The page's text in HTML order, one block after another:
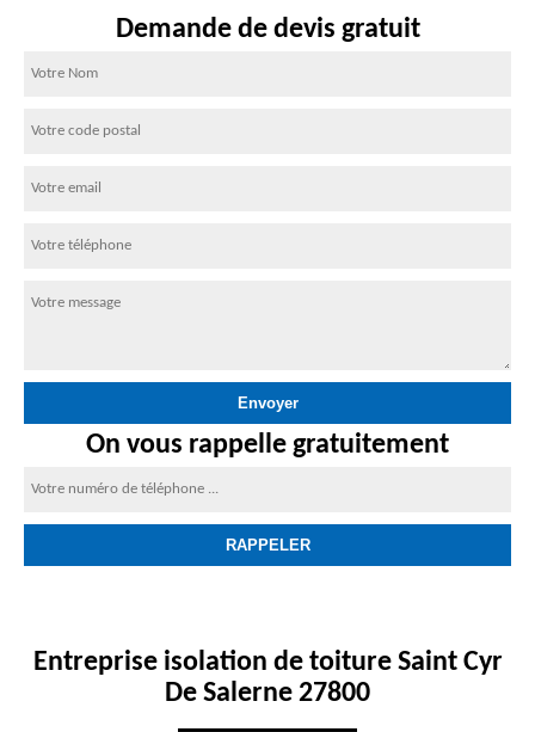
Demande de devis gratuit
On vous rappelle gratuitement
Entreprise isolation de toiture Saint Cyr
De Salerne 27800